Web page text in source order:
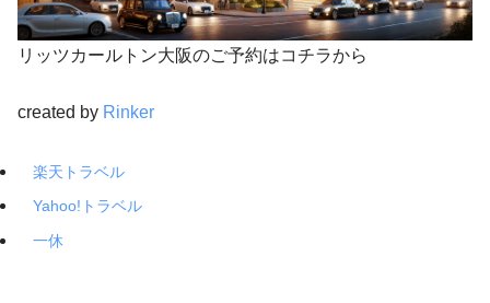
リッツカールトン大阪のご予約はコチラから
created by Rinker
楽天トラベル
Yahoo!トラベル
一休